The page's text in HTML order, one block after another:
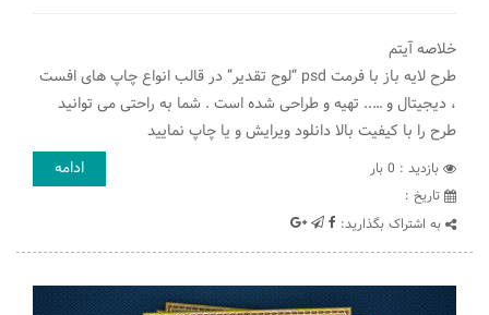
خلاصه آیتم
طرح لایه باز با فرمت psd “لوح تقدیر” در قالب انواع چاپ های افست
، دیجیتال و ….. تهیه و طراحی شده است . شما به راحتی می توانید
طرح را با کیفیت بالا دانلود ویرایش و یا چاپ نمایید
بازدید : 0 بار
تاريخ :
به اشتراک بگذارید:
ادامه